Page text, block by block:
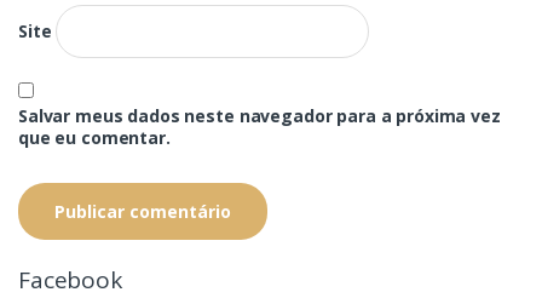
Site
Salvar meus dados neste navegador para a próxima vez
que eu comentar.
Facebook